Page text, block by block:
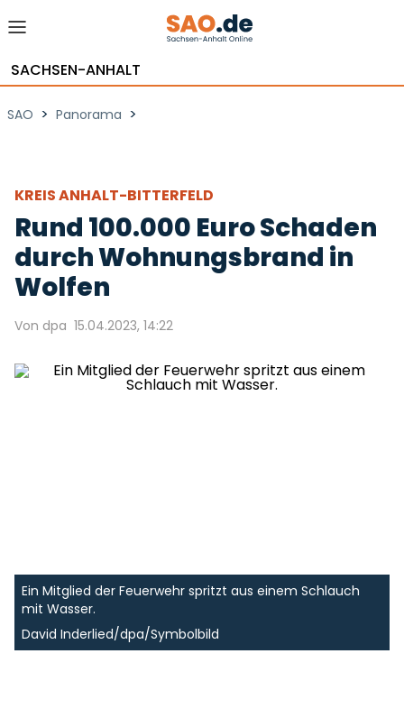
SACHSEN-ANHALT
SAO > Panorama >
KREIS ANHALT-BITTERFELD
Rund 100.000 Euro Schaden
durch Wohnungsbrand in
Wolfen
Von dpa 15.04.2023, 14:22
Ein Mitglied der Feuerwehr spritzt aus einem Schlauch
mit Wasser.
David Inderlied/dpa/Symbolbild